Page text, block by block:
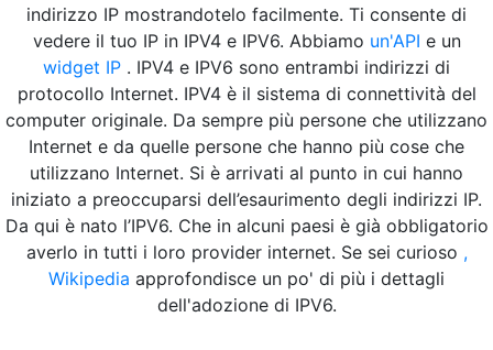
indirizzo IP mostrandotelo facilmente. Ti consente di
vedere il tuo IP in IPV4 e IPV6. Abbiamo un'API e un
widget IP . IPV4 e IPV6 sono entrambi indirizzi di
protocollo Internet. IPV4 è il sistema di connettività del
computer originale. Da sempre più persone che utilizzano
Internet e da quelle persone che hanno più cose che
utilizzano Internet. Si è arrivati al punto in cui hanno
iniziato a preoccuparsi dell’esaurimento degli indirizzi IP.
Da qui è nato l’IPV6. Che in alcuni paesi è già obbligatorio
averlo in tutti i loro provider internet. Se sei curioso ,
Wikipedia approfondisce un po' di più i dettagli
dell'adozione di IPV6.